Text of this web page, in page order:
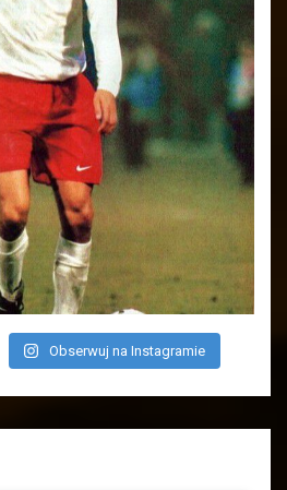
Obserwuj na Instagramie